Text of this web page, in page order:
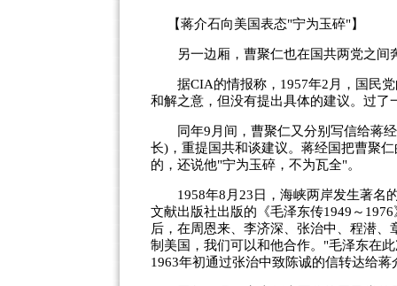
【蒋介石向美国表态"宁为玉碎"】
另一边厢，曹聚仁也在国共两党之间
据CIA的情报称，1957年2月，国民党
和解之意，但没有提出具体的建议。过
同年9月间，曹聚仁又分别写信给蒋经
长)，重提国共和谈建议。蒋经国把曹聚
的，还说他"宁为玉碎，不为瓦全"。
1958年8月23日，海峡两岸发生著名
文献出版社出版的《毛泽东传1949～
后，在周恩来、李济深、张治中、程潜
制美国，我们可以和他合作。"毛泽东在
1963年初通过张治中致陈诚的信转达给